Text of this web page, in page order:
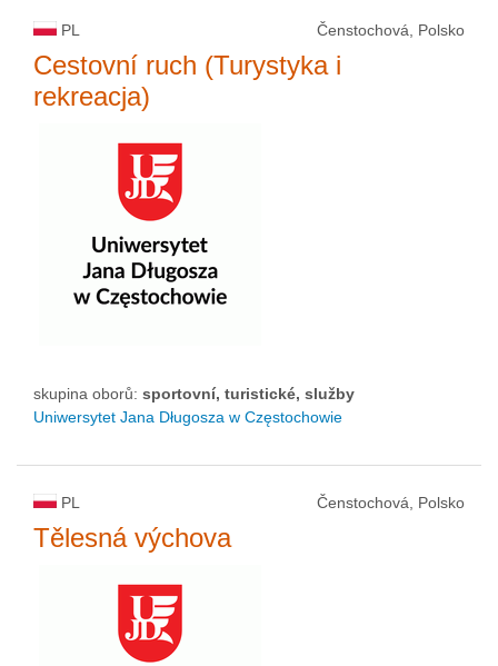
druh vysoké školy
PL Čenstochová, Polsko
Cestovní ruch (Turystyka i
rekreacja)
skupina oborů: sportovní, turistické, služby
Uniwersytet Jana Długosza w Częstochowie
PL Čenstochová, Polsko
Tělesná výchova